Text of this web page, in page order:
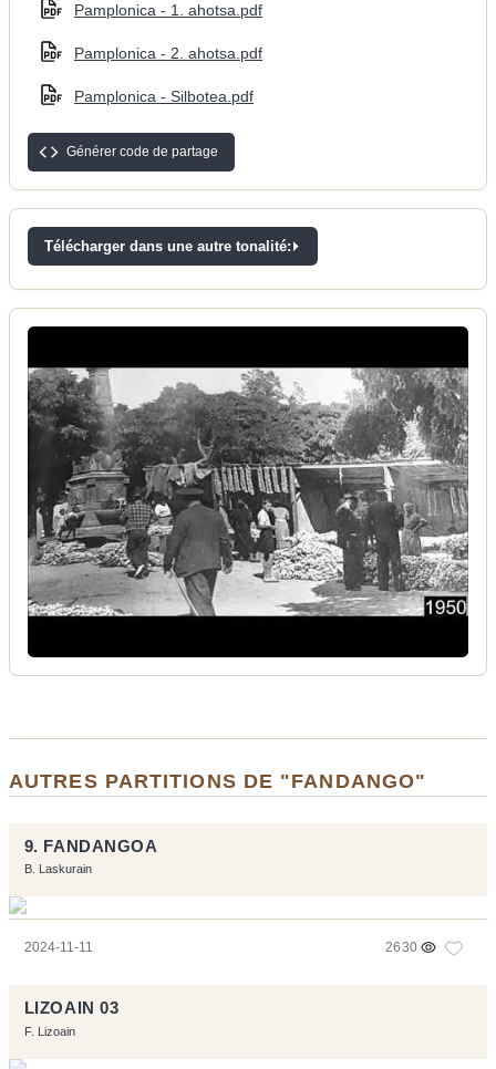
Pamplonica - 1. ahotsa.pdf
Pamplonica - 2. ahotsa.pdf
Pamplonica - Silbotea.pdf
Générer code de partage
Télécharger dans une autre tonalité:
AUTRES PARTITIONS DE "FANDANGO"
9. FANDANGOA
B. Laskurain
2024-11-11 2630
LIZOAIN 03
F. Lizoain